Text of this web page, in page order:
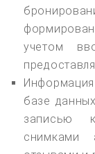
учетом
базе
записью
снимками